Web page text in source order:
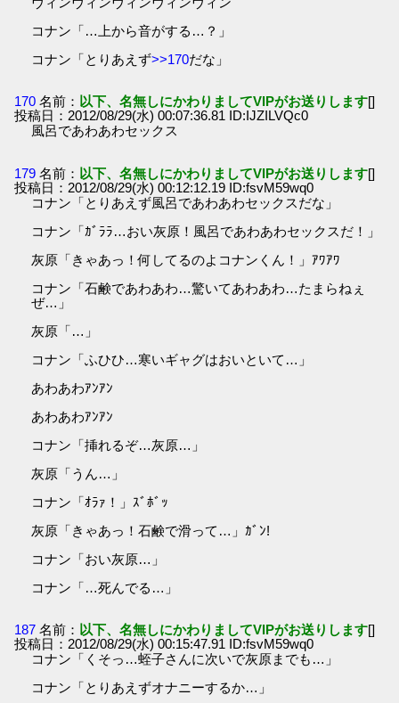
コナン「…上から音がする…？」
コナン「とりあえず>>170だな」
170 名前： 以下、名無しにかわりましてVIPがお送りします[]
投稿日：2012/08/29(水) 00:07:36.81 ID:IJZILVQc0
風呂であわあわセックス
179 名前： 以下、名無しにかわりましてVIPがお送りします[]
投稿日：2012/08/29(水) 00:12:12.19 ID:fsvM59wq0
コナン「とりあえず風呂であわあわセックスだな」
コナン「ｶﾞﾗﾗ…おい灰原！風呂であわあわセックスだ！」
灰原「きゃあっ！何してるのよコナンくん！」ｱﾜｱﾜ
コナン「石鹸であわあわ…驚いてあわあわ…たまらねぇ
ぜ…」
灰原「…」
コナン「ふひひ…寒いギャグはおいといて…」
あわあわｱﾝｱﾝ
あわあわｱﾝｱﾝ
コナン「挿れるぞ…灰原…」
灰原「うん…」
コナン「ｵﾗｧ！」ｽﾞﾎﾞｯ
灰原「きゃあっ！石鹸で滑って…」ｶﾞﾝ!
コナン「おい灰原…」
コナン「…死んでる…」
187 名前： 以下、名無しにかわりましてVIPがお送りします[]
投稿日：2012/08/29(水) 00:15:47.91 ID:fsvM59wq0
コナン「くそっ…蛭子さんに次いで灰原までも…」
コナン「とりあえずオナニーするか…」